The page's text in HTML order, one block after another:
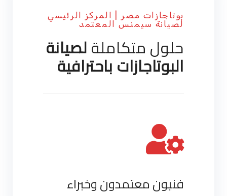
بوتاجازات مصر | المركز الرئيسي
لصيانة سيمنس المعتمد
حلول متكاملةلصيانة
البوتاجازات باحترافية
فنيون معتمدون وخبراء